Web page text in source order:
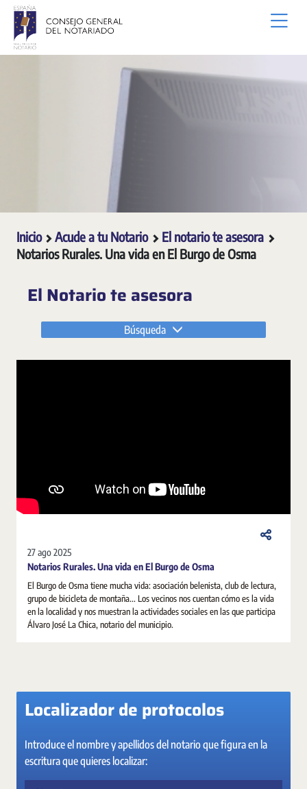
Saltar al contenido principal
Inicio Acude a tu Notario
El notario te asesora
Notarios Rurales. Una vida en El Burgo de Osma
El Notario te asesora
Búsqueda
27 ago 2025
Notarios Rurales. Una vida en El Burgo de Osma
El Burgo de Osma tiene mucha vida: asociación belenista, club de lectura,
grupo de bicicleta de montaña... Los vecinos nos cuentan cómo es la vida
en la localidad y nos muestran la actividades sociales en las que participa
Álvaro José La Chica, notario del municipio.
Localizador de protocolos
Introduce el nombre y apellidos del notario que figura en la
escritura que quieres localizar: